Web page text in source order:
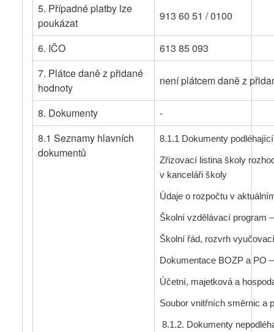
5. Případné platby lze
poukázat
913 60 51 / 0100
6. IČO
613 85 093
7. Plátce daně z přidané
hodnoty
není plátcem daně z
8. Dokumenty
-
8.1 Seznamy hlavních
dokumentů
8.1.1 Dokumenty
Zřizovací listina školy
v kanceláři školy
Údaje o rozpočtu v
Školní vzdělávací program
Školní řád, rozvrh
Dokumentace BOZP a PO
Účetní, majetková a
Soubor vnitřních směrnic a
8.1.2. Dokumenty